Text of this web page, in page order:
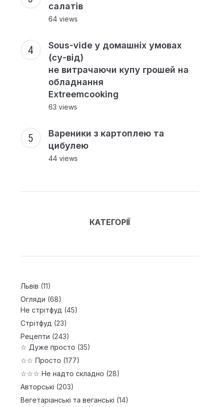
салатів
64 views
Sous-vide у домашніх умовах
(су-від)
не витрачаючи купу грошей на
обладнання
Extreemcooking
63 views
Вареники з картоплею та
цибулею
44 views
КАТЕГОРІЇ
Львів (11)
Огляди (68)
Не стрітфуд (45)
Стрітфуд (23)
Рецепти (243)
☆ Дуже просто (35)
☆☆ Просто (177)
☆☆☆ Не надто складно (28)
Авторські (203)
Вегетаріанські та веганські (14)